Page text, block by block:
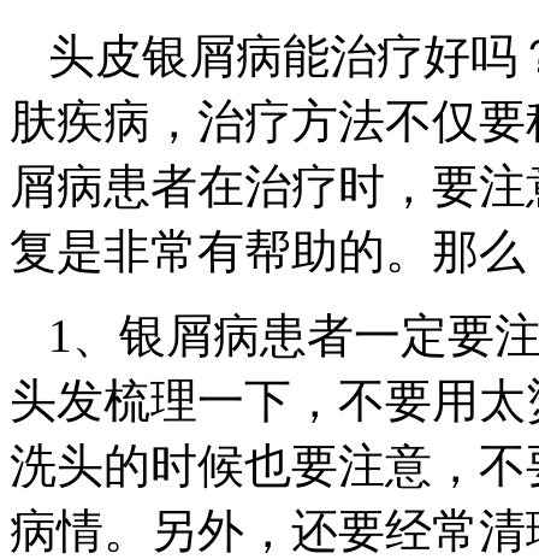
头皮银屑病能治疗好
肤疾病，治疗方法不仅
屑病患者在治疗时，要
复是非常有帮助的。那
1、银屑病患者一定要
头发梳理一下，不要用
洗头的时候也要注意，
病情。另外，还要经常